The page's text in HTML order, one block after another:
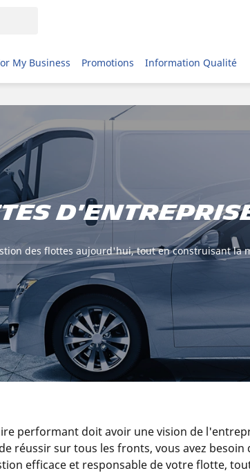
My Business Promotions Information Qualité
des flottes aujourd'hui, tout en construisant la
performant doit avoir une vision de
réussir sur tous les fronts, vous avez
efficace et responsable de votre flotte,